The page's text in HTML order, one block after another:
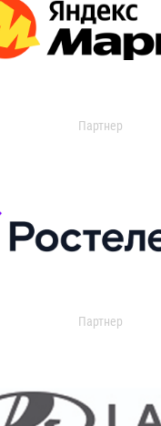
Партнер
Партнер